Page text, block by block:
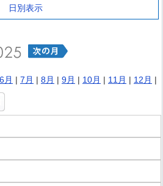
日別表示
6月 | 7月 | 8月 | 9月 | 10月 | 11月 | 12月 |